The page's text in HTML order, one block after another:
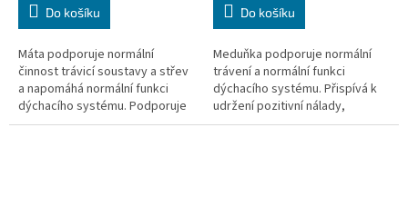
Do košíku
Máta podporuje normální
činnost trávicí soustavy a střev
a napomáhá normální funkci
dýchacího systému. Podporuje
přirozenou obranyschopnost,
Do košíku
Meduňka podporuje normální
trávení a normální funkci
dýchacího systému. Přispívá k
udržení pozitivní nálady,
podporuje relaxaci a dobrý